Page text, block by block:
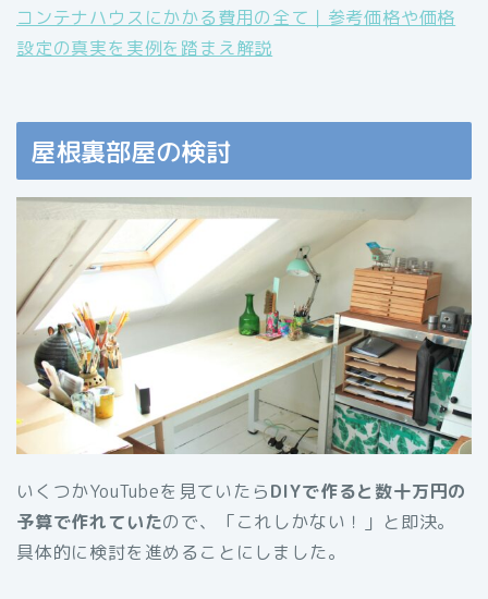
コンテナハウスにかかる費用の全て｜参考価格や価格
設定の真実を実例を踏まえ解説
屋根裏部屋の検討
いくつかYouTubeを見ていたらDIYで作ると数十万円の
予算で作れていたので、「これしかない！」と即決。
具体的に検討を進めることにしました。